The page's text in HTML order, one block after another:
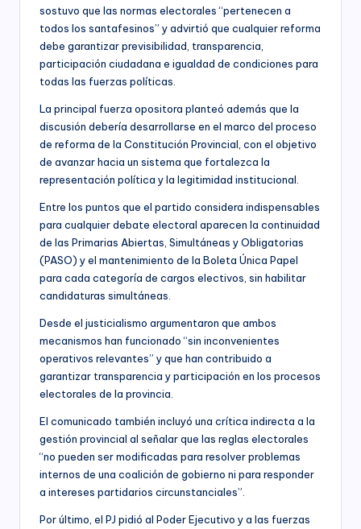
sostuvo que las normas electorales “pertenecen a
todos los santafesinos” y advirtió que cualquier reforma
debe garantizar previsibilidad, transparencia,
participación ciudadana e igualdad de condiciones para
todas las fuerzas políticas.
La principal fuerza opositora planteó además que la
discusión debería desarrollarse en el marco del proceso
de reforma de la Constitución Provincial, con el objetivo
de avanzar hacia un sistema que fortalezca la
representación política y la legitimidad institucional.
Entre los puntos que el partido considera indispensables
para cualquier debate electoral aparecen la continuidad
de las Primarias Abiertas, Simultáneas y Obligatorias
(PASO) y el mantenimiento de la Boleta Única Papel
para cada categoría de cargos electivos, sin habilitar
candidaturas simultáneas.
Desde el justicialismo argumentaron que ambos
mecanismos han funcionado “sin inconvenientes
operativos relevantes” y que han contribuido a
garantizar transparencia y participación en los procesos
electorales de la provincia.
El comunicado también incluyó una crítica indirecta a la
gestión provincial al señalar que las reglas electorales
“no pueden ser modificadas para resolver problemas
internos de una coalición de gobierno ni para responder
a intereses partidarios circunstanciales”.
Por último, el PJ pidió al Poder Ejecutivo y a las fuerzas